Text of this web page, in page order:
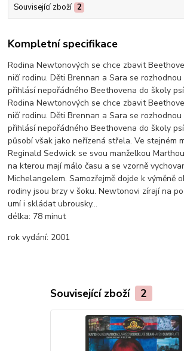
Související zboží 2
Kompletní specifikace
Rodina Newtonových se chce zbavit
ničí rodinu. Děti Brennan a Sara se
přihlásí nepořádného Beethovena do školy
Rodina Newtonových se chce zbavit
ničí rodinu. Děti Brennan a Sara se
přihlásí nepořádného Beethovena do školy
působí však jako neřízená střela. Ve stejném
Reginald Sedwick se svou manželkou
na kterou mají málo času a se vzorně
Michelangelem. Samozřejmě dojde k výměně
rodiny jsou brzy v šoku. Newtonovi zírají na
umí i skládat ubrousky...
délka: 78 minut
rok vydání: 2001
Související zboží 2